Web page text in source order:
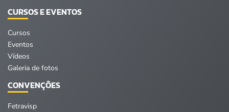
CURSOS E EVENTOS
Cursos
Eventos
Vídeos
Galeria de fotos
CONVENÇÕES
Fetravisp